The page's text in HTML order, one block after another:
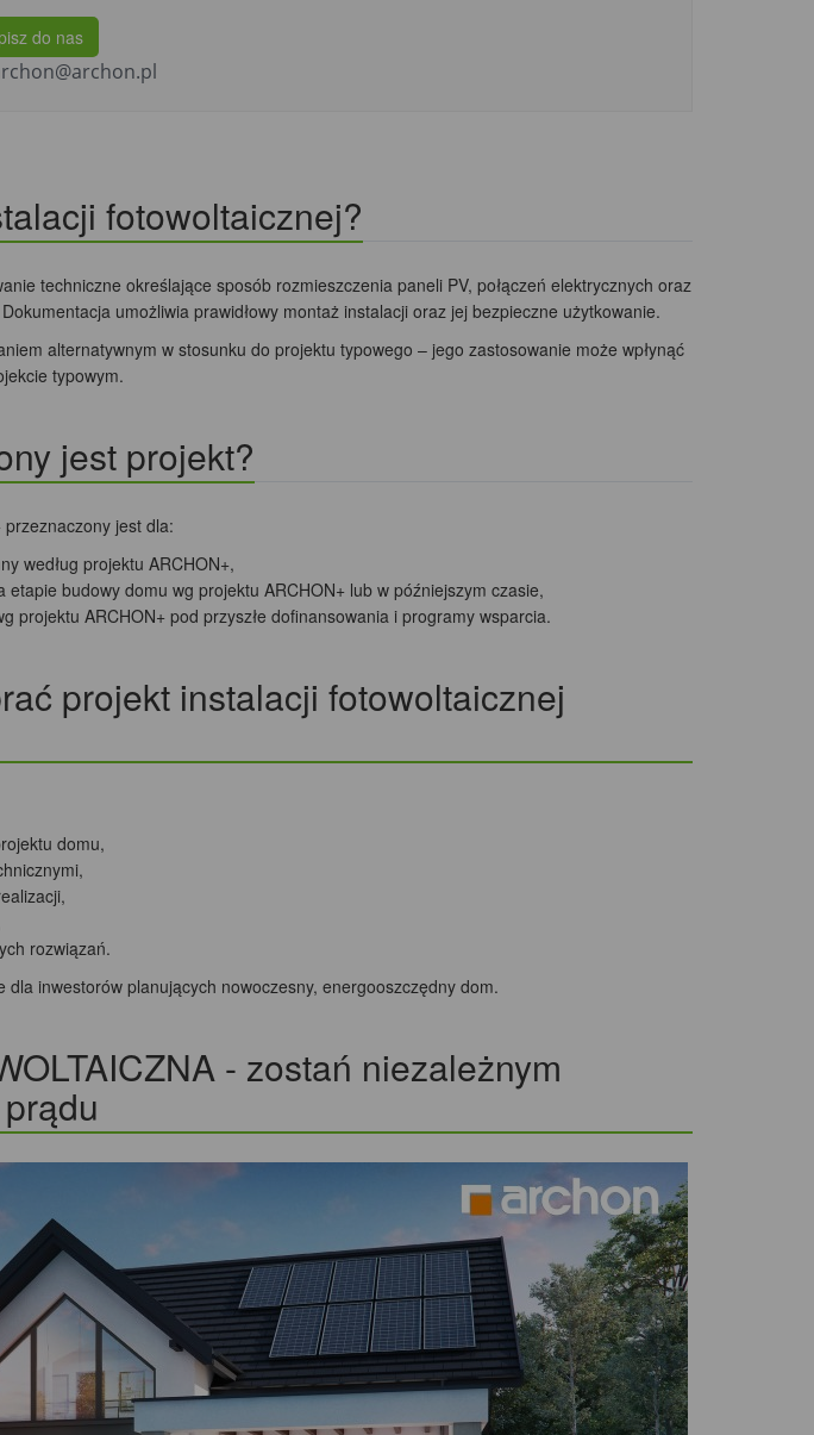
do nas
fotowoltaicznej?
techniczne określające sposób rozmieszczenia paneli PV, połączeń elektrycznych oraz
umożliwia prawidłowy montaż instalacji oraz jej bezpieczne użytkowanie.
alternatywnym w stosunku do projektu typowego – jego zastosowanie może wpłynąć
typowym.
jest projekt?
jest dla:
według projektu ARCHON+,
budowy domu wg projektu ARCHON+ lub w późniejszym czasie,
projektu ARCHON+ pod przyszłe dofinansowania i programy wsparcia.
projekt instalacji fotowoltaicznej
domu,
rozwiązań.
inwestorów planujących nowoczesny, energooszczędny dom.
- zostań niezależnym